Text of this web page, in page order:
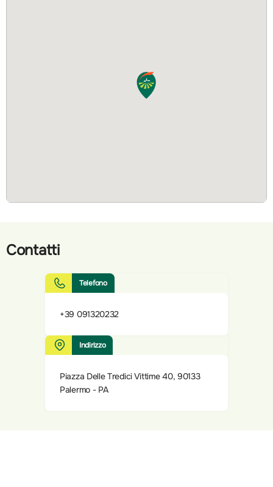
Contatti
Telefono
+39 091320232
Indirizzo
Piazza Delle Tredici Vittime 40, 90133
Palermo - PA